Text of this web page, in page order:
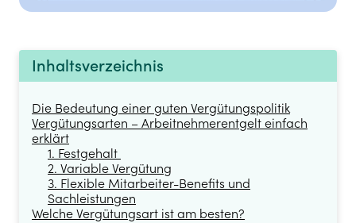
Inhaltsverzeichnis
Die Bedeutung einer guten Vergütungspolitik
Vergütungsarten – Arbeitnehmerentgelt einfach
erklärt
1. Festgehalt
2. Variable Vergütung
3. Flexible Mitarbeiter-Benefits und
Sachleistungen
Welche Vergütungsart ist am besten?